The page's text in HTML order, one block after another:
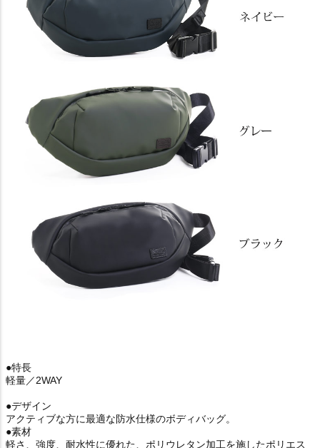
●特長
軽量／2WAY
●デザイン
アクティブな方に最適な防水仕様のボディバッグ。
●素材
軽さ、強度、耐水性に優れた、ポリウレタン加工を施したポリエス